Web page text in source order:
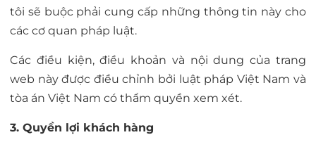
tôi sẽ buộc phải cung cấp những thông tin này cho
các cơ quan pháp luật.
Các điều kiện, điều khoản và nội dung của trang
web này được điều chỉnh bởi luật pháp Việt Nam và
tòa án Việt Nam có thẩm quyền xem xét.
3. Quyền lợi khách hàng